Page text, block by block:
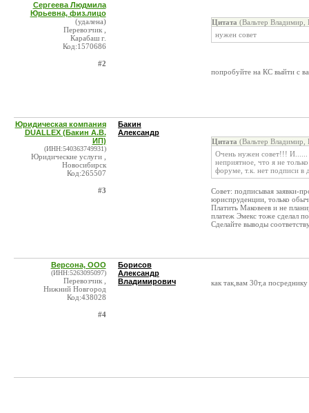
Сергеева Людмила
Юрьевна, физ.лицо
(удалена)
Перевозчик ,
Карабаш г.
Код:1570686
#2
Цитата (Вальтер
нужен совет
попробуйте на КС выйти с
Юридическая компания
DUALLEX (Бакин А.В.
ИП)
(ИНН:540363749931)
Юридические услуги ,
Новосибирск
Код:265507
#3
Бакин
Александр
Цитата (Вальтер
Очень нужен совет!!! И......
неприятное, что я не
форуме, т.к. нет подписи в
Совет: подписывая заявки-
юриспруденции, только
Платить Маковеев и не
платеж Эмекс тоже сделал
Сделайте выводы
Версона, ООО
(ИНН:5263095097)
Перевозчик ,
Нижний Новгород
Код:438028
#4
Борисов
Александр
Владимирович
как так,вам 30т,а